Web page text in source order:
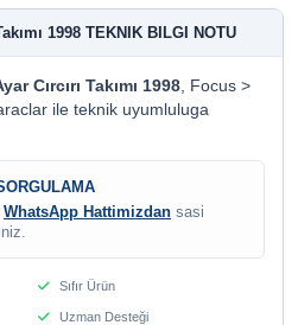
1998 TEKNIK BILGI NOTU
Cırcırı Takımı 1998, Focus >
ile teknik uyumluluga
WhatsApp Hattimizdan sasi
Sıfır Ürün
Uzman Desteği